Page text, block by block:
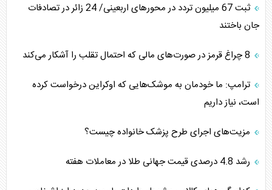
‌‌ثبت 67 میلیون تردد در محورهای اربعینی/ 24 زائر در تصادفات
جان باختند
ترامپ: ما خودمان به موشک‌هایی که اوکراین درخواست کرده
است، نیاز داریم
مزیت‌های اجرای طرح پزشک خانواده چیست؟
رشد 4.8 درصدی قیمت جهانی طلا در معاملات هفته